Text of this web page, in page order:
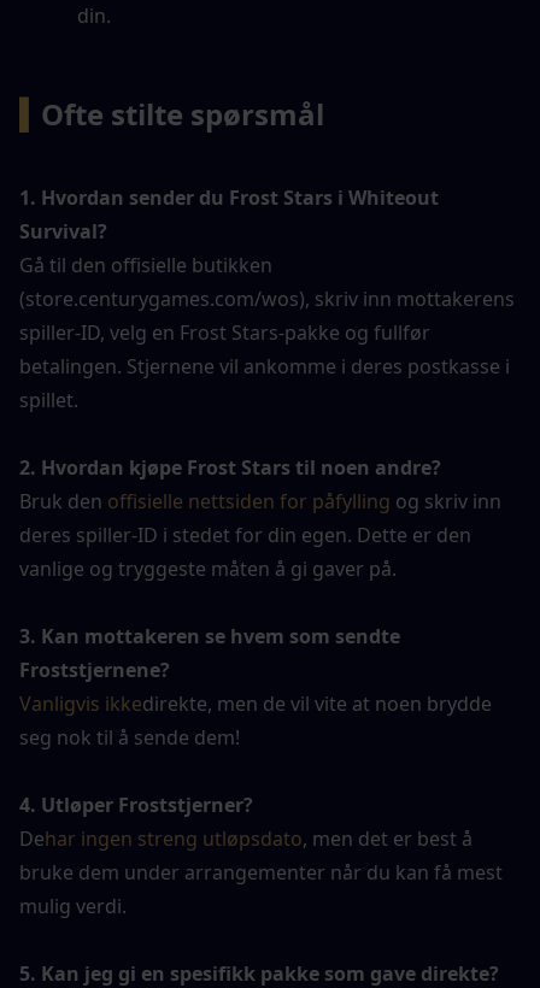
din.
Ofte stilte spørsmål
1. Hvordan sender du Frost Stars i Whiteout
Survival?
Gå til den offisielle butikken
(store.centurygames.com/wos), skriv inn mottakerens
spiller-ID, velg en Frost Stars-pakke og fullfør
betalingen. Stjernene vil ankomme i deres postkasse i
spillet.
2. Hvordan kjøpe Frost Stars til noen andre?
Bruk den offisielle nettsiden for påfylling og skriv inn
deres spiller-ID i stedet for din egen. Dette er den
vanlige og tryggeste måten å gi gaver på.
3. Kan mottakeren se hvem som sendte
Froststjernene?
Vanligvis ikkedirekte, men de vil vite at noen brydde
seg nok til å sende dem!
4. Utløper Froststjerner?
Dehar ingen streng utløpsdato, men det er best å
bruke dem under arrangementer når du kan få mest
mulig verdi.
5. Kan jeg gi en spesifikk pakke som gave direkte?